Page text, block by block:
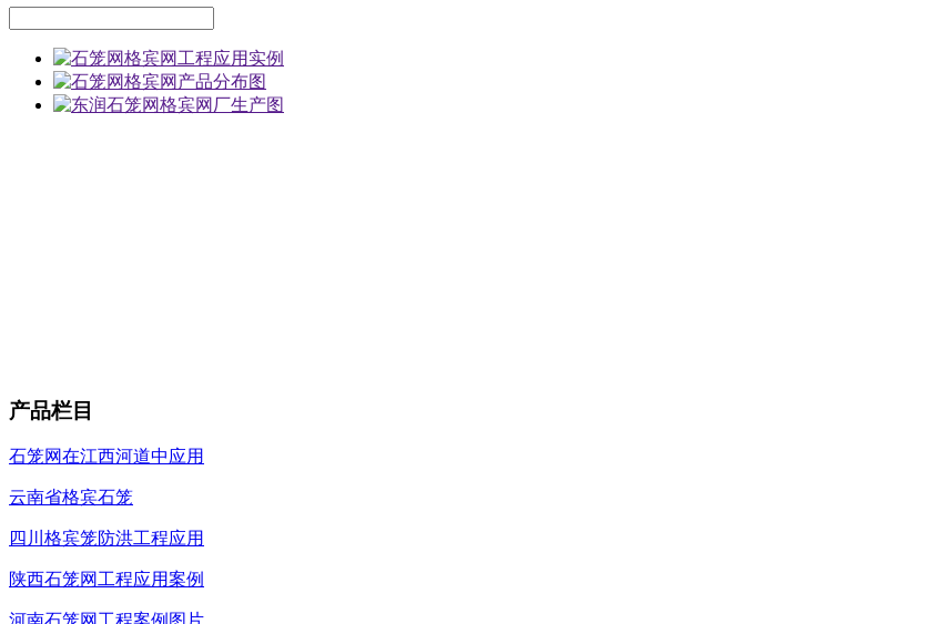
产品栏目
石笼网在江西河道中应用
云南省格宾石笼
四川格宾笼防洪工程应用
陕西石笼网工程应用案例